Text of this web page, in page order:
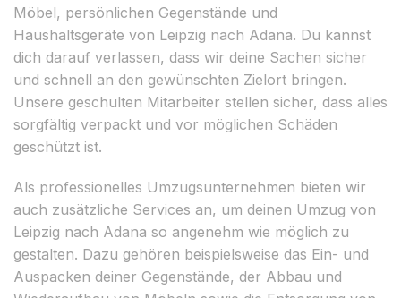
Möbel, persönlichen Gegenstände und
Haushaltsgeräte von Leipzig nach Adana. Du kannst
dich darauf verlassen, dass wir deine Sachen sicher
und schnell an den gewünschten Zielort bringen.
Unsere geschulten Mitarbeiter stellen sicher, dass alles
sorgfältig verpackt und vor möglichen Schäden
geschützt ist.
Als professionelles Umzugsunternehmen bieten wir
auch zusätzliche Services an, um deinen Umzug von
Leipzig nach Adana so angenehm wie möglich zu
gestalten. Dazu gehören beispielsweise das Ein- und
Auspacken deiner Gegenstände, der Abbau und